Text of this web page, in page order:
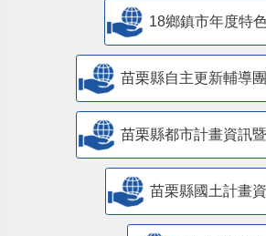
18鄉鎮市年度特
苗栗縣自主更新輔導
苗栗縣都市計畫資訊
苗栗縣國土計畫